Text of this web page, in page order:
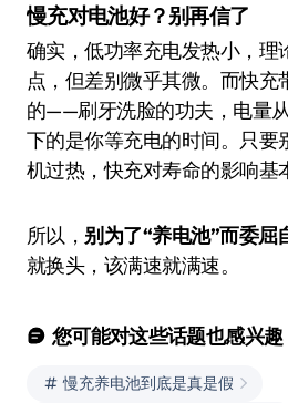
慢充对电池好？别再信了
确实，低功率充电发热小，理
点，但差别微乎其微。而快充
的——刷牙洗脸的功夫，电量
下的是你等充电的时间。只要
机过热，快充对寿命的影响基
所以， 别为了“养电池”而委屈
就换头，该满速就满速。
您可能对这些话题也感兴趣
慢充养电池到底是真是假